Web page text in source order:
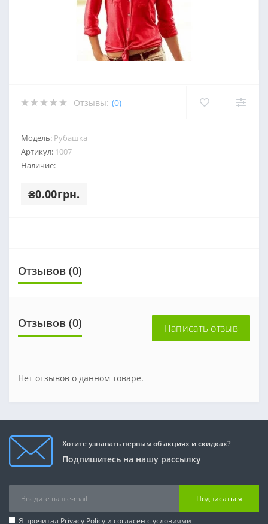
Отзывы: (0)
Модель: Рубашка
Артикул: 1007
Наличие:
₴0.00грн.
Отзывов (0)
Отзывов (0) Написать отзыв
Нет отзывов о данном товаре.
Хотите узнавать первым об акциях и скидках?
Подпишитесь на нашу рассылку
Подписаться
Я прочитал Privacy Policy и согласен с условиями